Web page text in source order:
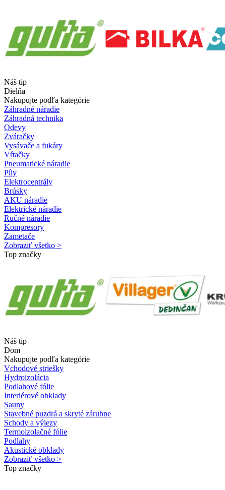
Náš tip
Dielňa
Nakupujte podľa kategórie
Záhradné náradie
Záhradná technika
Odevy
Zváračky
Vysávače a fukáry
Vŕtačky
Pneumatické náradie
Píly
Elektrocentrály
Brúsky
AKU náradie
Elektrické náradie
Ručné náradie
Kompresory
Zametače
Zobraziť všetko >
Top značky
Náš tip
Dom
Nakupujte podľa kategórie
Vchodové striešky
Hydroizolácia
Podlahové fólie
Interiérové obklady
Sauny
Stavebné puzdrá a skryté zárubne
Schody a výlezy
Termoizolačné fólie
Podlahy
Akustické obklady
Zobraziť všetko >
Top značky